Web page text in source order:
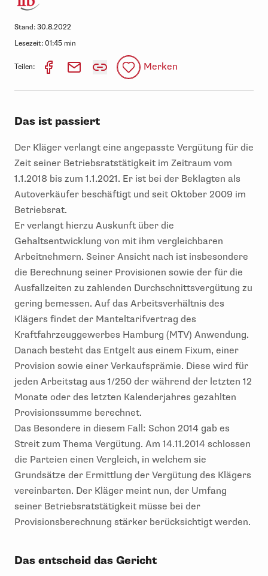
Stand: 30.8.2022
Lesezeit: 01:45 min
Teilen: Merken
Das ist passiert
Der Kläger verlangt eine angepasste Vergütung für die
Zeit seiner Betriebsratstätigkeit im Zeitraum vom
1.1.2018 bis zum 1.1.2021. Er ist bei der Beklagten als
Autoverkäufer beschäftigt und seit Oktober 2009 im
Betriebsrat.
Er verlangt hierzu Auskunft über die
Gehaltsentwicklung von mit ihm vergleichbaren
Arbeitnehmern. Seiner Ansicht nach ist insbesondere
die Berechnung seiner Provisionen sowie der für die
Ausfallzeiten zu zahlenden Durchschnittsvergütung zu
gering bemessen. Auf das Arbeitsverhältnis des
Klägers findet der Manteltarifvertrag des
Kraftfahrzeuggewerbes Hamburg (MTV) Anwendung.
Danach besteht das Entgelt aus einem Fixum, einer
Provision sowie einer Verkaufsprämie. Diese wird für
jeden Arbeitstag aus 1/250 der während der letzten 12
Monate oder des letzten Kalenderjahres gezahlten
Provisionssumme berechnet.
Das Besondere in diesem Fall: Schon 2014 gab es
Streit zum Thema Vergütung. Am 14.11.2014 schlossen
die Parteien einen Vergleich, in welchem sie
Grundsätze der Ermittlung der Vergütung des Klägers
vereinbarten. Der Kläger meint nun, der Umfang
seiner Betriebsratstätigkeit müsse bei der
Provisionsberechnung stärker berücksichtigt werden.
Das entscheid das Gericht